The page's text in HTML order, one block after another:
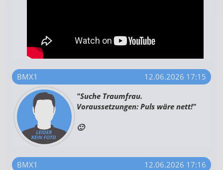
BMX1
12.06.2026 17:15
"Suche Traumfrau.
Voraussetzungen: Puls wäre nett!"
🙂
BMX1 12.06.2026 17:16